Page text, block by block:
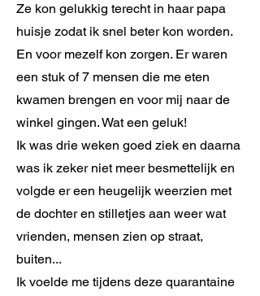
Ze kon gelukkig terecht in haar papa
huisje zodat ik snel beter kon worden.
En voor mezelf kon zorgen. Er waren
een stuk of 7 mensen die me eten
kwamen brengen en voor mij naar de
winkel gingen. Wat een geluk!
Ik was drie weken goed ziek en daarna
was ik zeker niet meer besmettelijk en
volgde er een heugelijk weerzien met
de dochter en stilletjes aan weer wat
vrienden, mensen zien op straat,
buiten...
Ik voelde me tijdens deze quarantaine